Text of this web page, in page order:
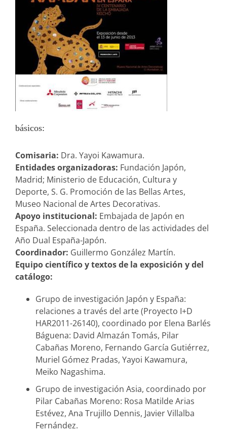
básicos:
Comisaria: Dra. Yayoi Kawamura.
Entidades organizadoras: Fundación Japón,
Madrid; Ministerio de Educación, Cultura y
Deporte, S. G. Promoción de las Bellas Artes,
Museo Nacional de Artes Decorativas.
Apoyo institucional: Embajada de Japón en
España. Seleccionada dentro de las actividades del
Año Dual España-Japón.
Coordinador: Guillermo González Martín.
Equipo científico y textos de la exposición y del
catálogo:
Grupo de investigación Japón y España:
relaciones a través del arte (Proyecto I+D
HAR2011-26140), coordinado por Elena Barlés
Báguena: David Almazán Tomás, Pilar
Cabañas Moreno, Fernando García Gutiérrez,
Muriel Gómez Pradas, Yayoi Kawamura,
Meiko Nagashima.
Grupo de investigación Asia, coordinado por
Pilar Cabañas Moreno: Rosa Matilde Arias
Estévez, Ana Trujillo Dennis, Javier Villalba
Fernández.